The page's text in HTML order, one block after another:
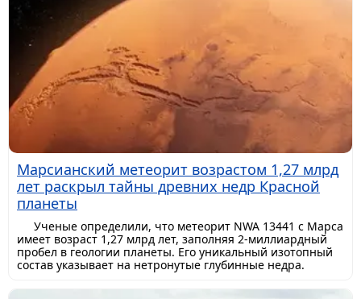
Марсианский метеорит возрастом 1,27 млрд
лет раскрыл тайны древних недр Красной
планеты
Ученые определили, что метеорит NWA 13441 с Марса
имеет возраст 1,27 млрд лет, заполняя 2-миллиардный
пробел в геологии планеты. Его уникальный изотопный
состав указывает на нетронутые глубинные недра.